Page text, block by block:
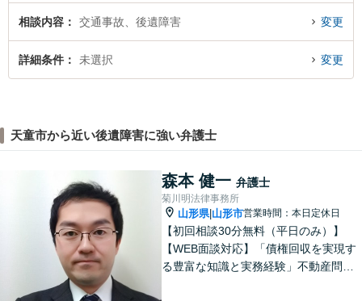
相談内容 交通事故、後遺障害 変更
詳細条件 未選択 変更
天童市から近い後遺障害に強い弁護士
森本 健一 弁護士
菊川明法律事務所
山形県| 山形市営業時間：本日定休日
【初回相談30分無料（平日のみ）】
【WEB面談対応】「債権回収を実現す
る豊富な知識と実務経験」不動産問